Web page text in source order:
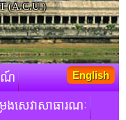
(A.C.U.)
រណ៍
ងសេវាសាធារណៈ
English